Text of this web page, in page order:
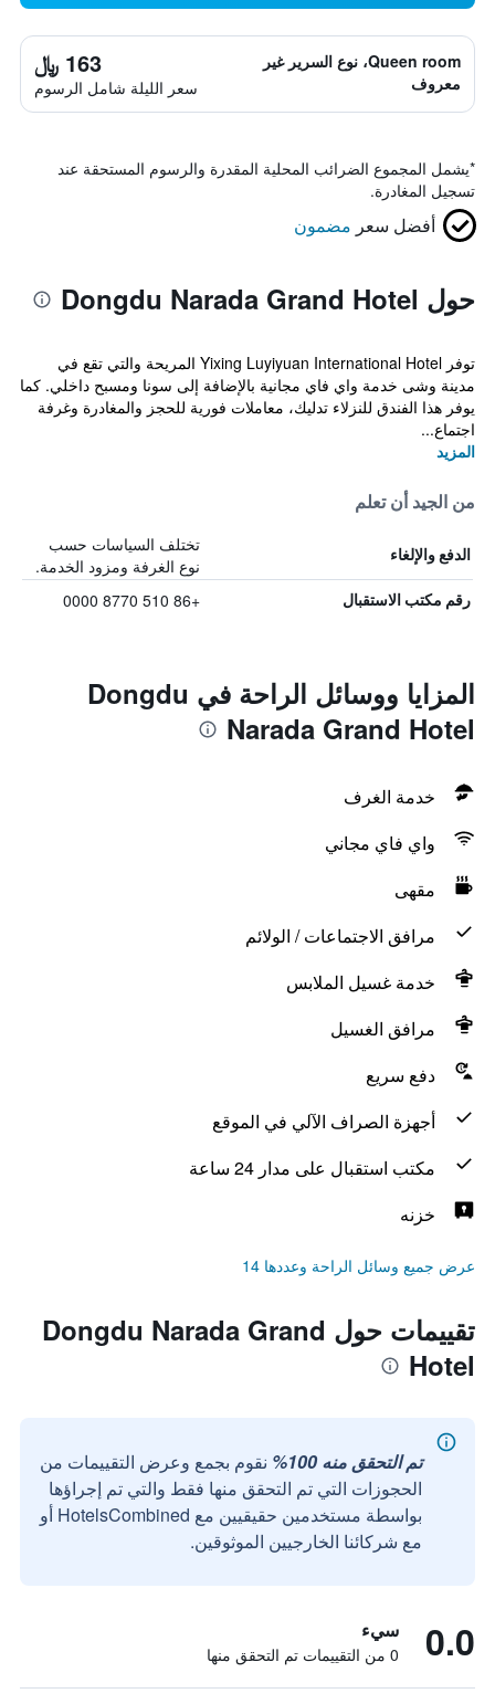
Queen room، نوع السرير غير
معروف
163 ﷼
سعر الليلة شامل الرسوم
*يشمل المجموع الضرائب المحلية المقدرة والرسوم المستحقة عند
تسجيل المغادرة.
أفضل سعر مضمون
حول Dongdu Narada Grand Hotel
توفر Yixing Luyiyuan International Hotel المريحة والتي تقع في
مدينة وشى خدمة واي فاي مجانية بالإضافة إلى سونا ومسبح داخلي. كما
يوفر هذا الفندق للنزلاء تدليك، معاملات فورية للحجز والمغادرة وغرفة
اجتماع...
المزيد
من الجيد أن تعلم
الدفع والإلغاء
تختلف السياسات حسب
نوع الغرفة ومزود الخدمة.
رقم مكتب الاستقبال +86 510 8770 0000
المزايا ووسائل الراحة في Dongdu
Narada Grand Hotel
خدمة الغرف
واي فاي مجاني
مقهى
مرافق الاجتماعات / الولائم
خدمة غسيل الملابس
مرافق الغسيل
دفع سريع
أجهزة الصراف الآلي في الموقع
مكتب استقبال على مدار 24 ساعة
خزنه
عرض جميع وسائل الراحة وعددها 14
تقييمات حول Dongdu Narada Grand
Hotel
تم التحقق منه 100%
نقوم بجمع وعرض التقييمات من
الحجوزات التي تم التحقق منها فقط والتي تم إجراؤها
بواسطة مستخدمين حقيقيين مع HotelsCombined أو
مع شركائنا الخارجيين الموثوقين.
0.0 سيء
0 من التقييمات تم التحقق منها